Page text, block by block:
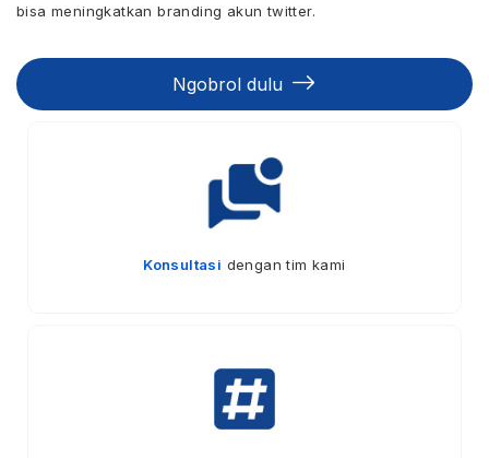
Konsultasi dengan tim kami
bisa meningkatkan branding akun twitter.
Ngobrol dulu